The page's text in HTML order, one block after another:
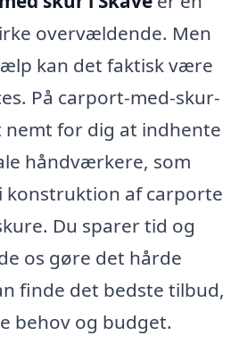
overvældende. Men
kan det faktisk være
På carport-med-skur-
nemt for dig at indhente
håndværkere, som
konstruktion af carporte
Du sparer tid og
os gøre det hårde
finde det bedste tilbud,
behov og budget.